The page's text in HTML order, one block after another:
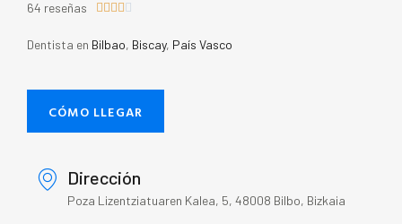
64 reseñas     
Dentista en Bilbao, Biscay, País Vasco
CÓMO LLEGAR
Dirección
Poza Lizentziatuaren Kalea, 5, 48008 Bilbo, Bizkaia